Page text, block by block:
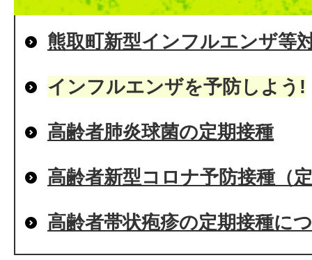
熊取町新型インフルエンザ等
インフルエンザを予防しよう!
高齢者肺炎球菌の定期接種
高齢者新型コロナ予防接種（
高齢者帯状疱疹の定期接種に